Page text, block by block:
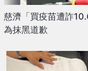
慈濟「買疫苗遭詐
為抹黑道歉